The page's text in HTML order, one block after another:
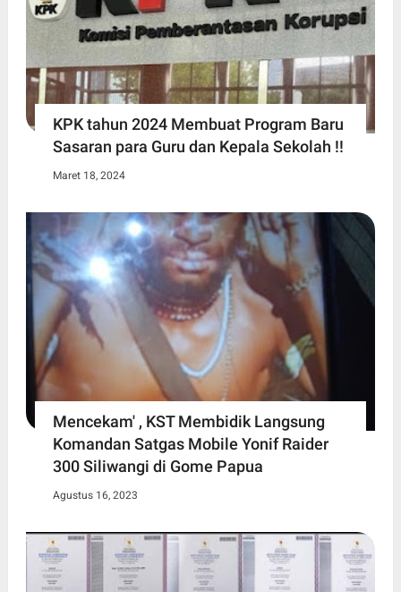
KPK tahun 2024 Membuat Program Baru
Sasaran para Guru dan Kepala Sekolah !!
Maret 18, 2024
Mencekam' , KST Membidik Langsung
Komandan Satgas Mobile Yonif Raider
300 Siliwangi di Gome Papua
Agustus 16, 2023